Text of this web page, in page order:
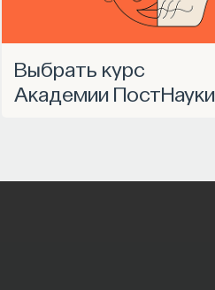
Выбрать курс
Академии ПостНауки